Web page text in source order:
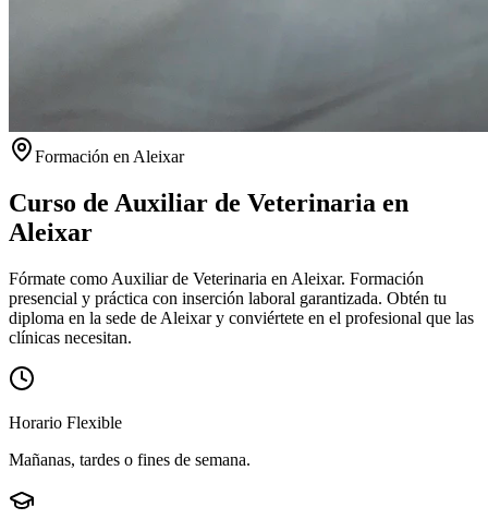
Formación en Aleixar
Curso de Auxiliar de Veterinaria en
Aleixar
Fórmate como Auxiliar de Veterinaria en Aleixar. Formación
presencial y práctica con inserción laboral garantizada. Obtén tu
diploma en la sede de Aleixary conviértete en el profesional que las
clínicas necesitan.
Horario Flexible
Mañanas, tardes o fines de semana.